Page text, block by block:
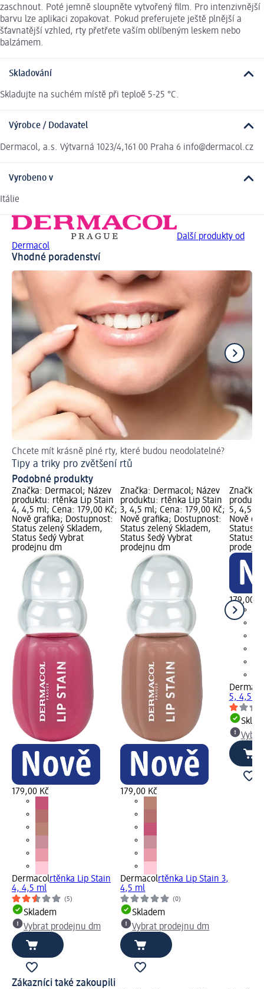
zaschnout. Poté jemně sloupněte vytvořený film. Pro intenzivnější
barvu lze aplikaci zopakovat. Pokud preferujete ještě plnější a
šťavnatější vzhled, rty přetřete vaším oblíbeným leskem nebo
balzámem.
Skladování
Skladujte na suchém místě při teploě 5-25 °C.
Výrobce / Dodavatel
Dermacol, a.s. Výtvarná 1023/4,161 00 Praha 6 info@dermacol.cz
Vyrobeno v
Itálie
Další produkty od
Dermacol
Vhodné poradenství
Chcete mít krásně plné rty, které budou neodolatelné?
Tipy a triky pro zvětšení rtů
Podobné produkty
Značka: Dermacol; Název
produktu: rtěnka Lip Stain
4, 4,5 ml; Cena: 179,00 Kč;
Nově grafika; Dostupnost:
Status zelený Skladem,
Status šedý Vybrat
prodejnu dm
179,00 Kč
Dermacolrtěnka Lip Stain
4, 4,5 ml
(5)
Skladem
Vybrat prodejnu dm
Značka: Dermacol; Název
produktu: rtěnka Lip Stain
3, 4,5 ml; Cena: 179,00 Kč;
Nově grafika; Dostupnost:
Status zelený Skladem,
Status šedý Vybrat
prodejnu dm
179,00 Kč
Dermacolrtěnka Lip Stain 3,
4,5 ml
(0)
Skladem
Vybrat prodejnu dm
Značka:
5, 4,5
Nově
Status
Status
179,00
5, 4,5 ml
Zákazníci také zakoupili